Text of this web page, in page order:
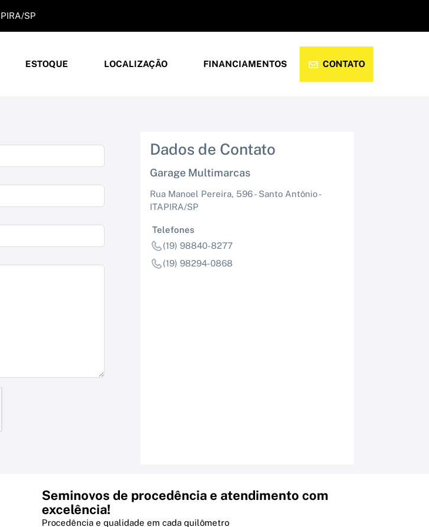
SP
ESTOQUE LOCALIZAÇÃO FINANCIAMENTOS CONTATO
Dados de Contato
Garage Multimarcas
Rua Manoel Pereira, 596 - Santo Antônio -
ITAPIRA/SP
Telefones
(19) 98840-8277
(19) 98294-0868
Seminovos de procedência e atendimento com
excelência!
Procedência e qualidade em cada quilômetro